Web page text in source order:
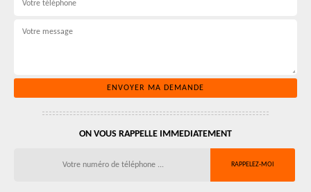
ON VOUS RAPPELLE IMMEDIATEMENT